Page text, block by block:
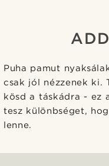
Puha pamut
csak jól nézzenek ki.
kösd a táskádra - ez
tesz különbséget,
lenne.